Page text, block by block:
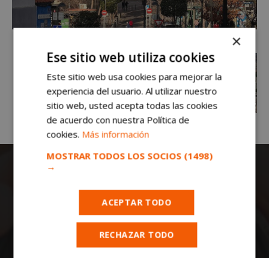
Todas las noticias de Móstoles en
×
Ese sitio web utiliza cookies
Este sitio web usa cookies para mejorar la
experiencia del usuario. Al utilizar nuestro
sitio web, usted acepta todas las cookies
de acuerdo con nuestra Política de
cookies. Más información
MOSTRAR TODOS LOS SOCIOS (1498)
→
ACEPTAR TODO
RECHAZAR TODO